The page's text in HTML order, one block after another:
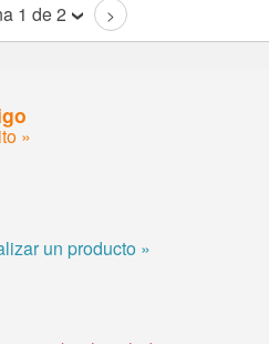
1 de 2 >
»
un producto »